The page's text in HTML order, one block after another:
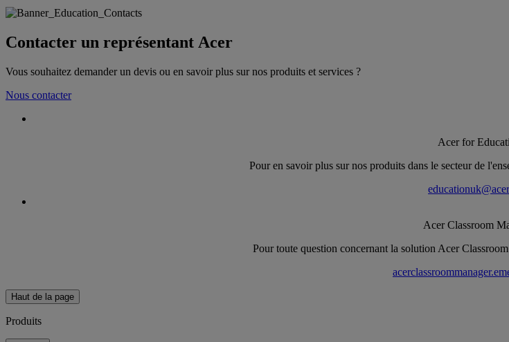
Contacter un représentant Acer
Vous souhaitez demander un devis ou en savoir plus sur nos produits et services ?
Nous contacter
Acer for
Pour en savoir plus sur nos produits dans le secteur de
Acer Classroom
Pour toute question concernant la solution Acer
Haut de la page
Produits